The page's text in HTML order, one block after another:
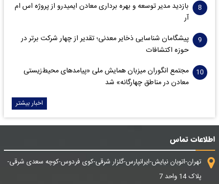
بازدید مدیر توسعه و بهره برداری معادن ایمیدرو از پروژه اس ام
آر
پیشگامان شناسایی ذخایر معدنی؛ تقدیر از چهار شرکت برتر در
حوزه اکتشافات‌
مجتمع انگوران میزبان همایش ملی «پیامدهای محیط‌زیستی
معادن در مناطق چهارگانه» شد
اخبار بیشتر
اطلاعات تماس
تهران-اتوبان نیایش-ایرانپارس-گلزار شرقی-کوی فردوس-کوچه سعدی شرقی-
پلاک 14 واحد 7